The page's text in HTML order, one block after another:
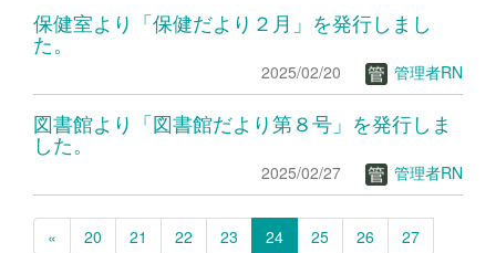
保健室より「保健だより２月」を発行しまし
た。
2025/02/20 管理者RN
図書館より「図書館だより第８号」を発行しま
した。
2025/02/27 管理者RN
« 20 21 22 23 24 25 26
27